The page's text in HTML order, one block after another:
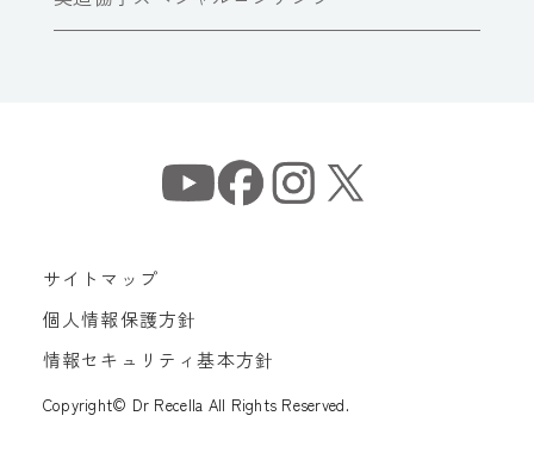
サイトマップ
個人情報保護方針
情報セキュリティ基本方針
Copyright© Dr Recella All Rights Reserved.